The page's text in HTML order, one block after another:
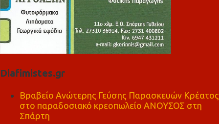
Diafimistes.gr
Βραβείο Ανώτερης Γεύσης Παρασκευών Κρέατος
στο παραδοσιακό κρεοπωλείο ΑΝΟΥΣΟΣ στη
Σπάρτη